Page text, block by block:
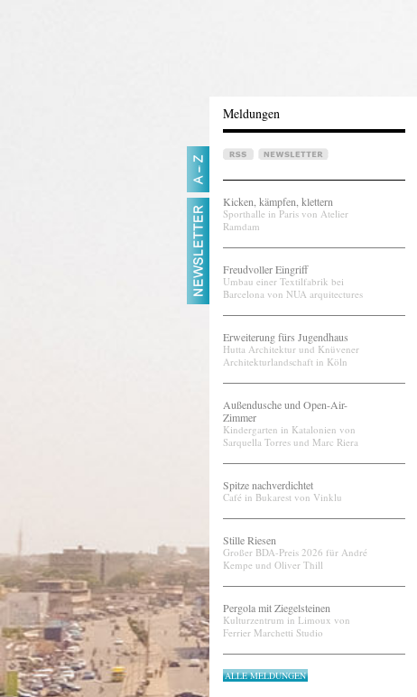
Meldungen
Kicken, kämpfen, klettern
Sporthalle in Paris von Atelier
Ramdam
Freudvoller Eingriff
Umbau einer Textilfabrik bei
Barcelona von NUA arquitectures
Erweiterung fürs Jugendhaus
Hutta Architektur und Knüvener
Architekturlandschaft in Köln
Außendusche und Open-Air-
Zimmer
Kindergarten in Katalonien von
Sarquella Torres und Marc Riera
Spitze nachverdichtet
Café in Bukarest von Vinklu
Stille Riesen
Großer BDA-Preis 2026 für André
Kempe und Oliver Thill
Pergola mit Ziegelsteinen
Kulturzentrum in Limoux von
Ferrier Marchetti Studio
ALLE MELDUNGEN